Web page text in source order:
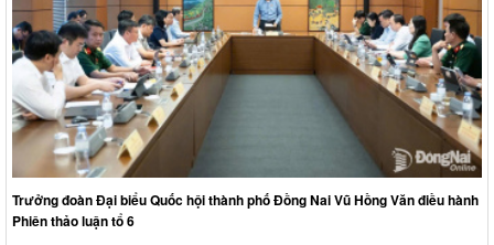
Trưởng đoàn Đại biểu Quốc hội thành phố Đồng Nai Vũ Hồng Văn điều hành
Phiên thảo luận tổ 6